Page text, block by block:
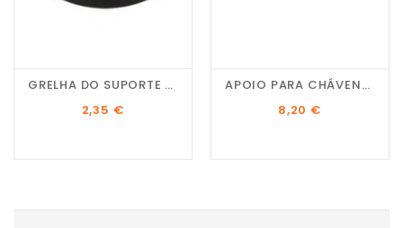
GRELHA DO SUPORTE DAS...
Preço
2,35 €
APOIO PARA CHÁVENAS
Preço
8,20 €